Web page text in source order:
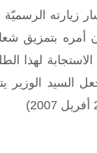
الرسميّة
بعد أن أمره
لهذا
جعل السيد